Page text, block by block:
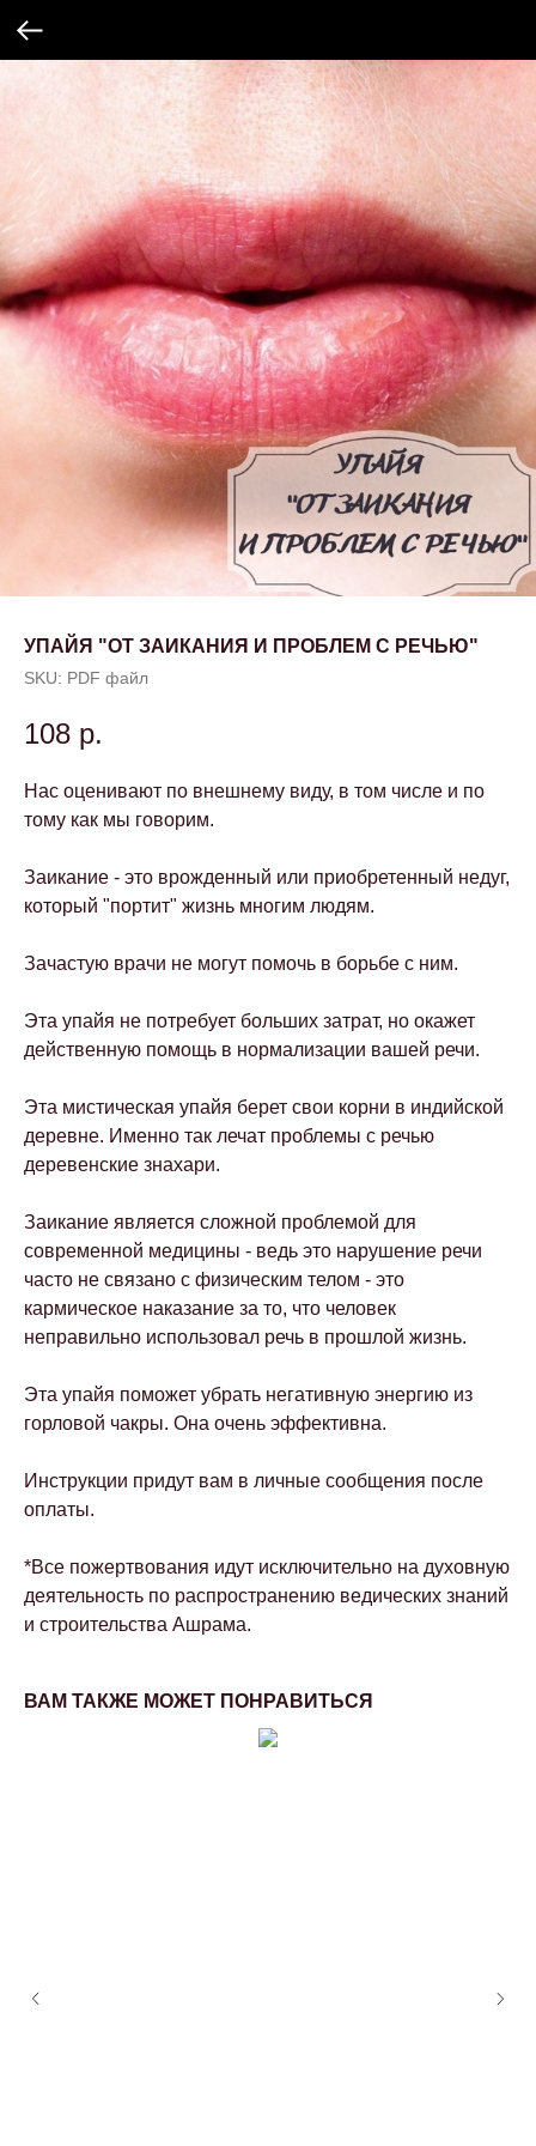
УПАЙЯ "ОТ ЗАИКАНИЯ И ПРОБЛЕМ С РЕЧЬЮ"
SKU: PDF файл
108 р.
Нас оценивают по внешнему виду, в том числе и по
тому как мы говорим.
Заикание - это врожденный или приобретенный недуг,
который "портит" жизнь многим людям.
Зачастую врачи не могут помочь в борьбе с ним.
Эта упайя не потребует больших затрат, но окажет
действенную помощь в нормализации вашей речи.
Эта мистическая упайя берет свои корни в индийской
деревне. Именно так лечат проблемы с речью
деревенские знахари.
Заикание является сложной проблемой для
современной медицины - ведь это нарушение речи
часто не связано с физическим телом - это
кармическое наказание за то, что человек
неправильно использовал речь в прошлой жизнь.
Эта упайя поможет убрать негативную энергию из
горловой чакры. Она очень эффективна.
Инструкции придут вам в личные сообщения после
оплаты.
*Все пожертвования идут исключительно на духовную
деятельность по распространению ведических знаний
и строительства Ашрама.
ВАМ ТАКЖЕ МОЖЕТ ПОНРАВИТЬСЯ